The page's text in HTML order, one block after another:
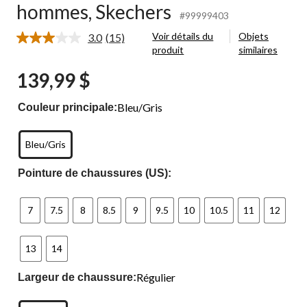
hommes, Skechers #99999403
3.0 Lire
la
(15)
Voir détails du
produit
Objets
similaires
139,99 $
Couleur principale:Bleu/Gris
Bleu/Gris
Pointure de chaussures (US):
7 7.5 8 8.5 9 9.5 10 10.5 11 12
13 14
Largeur de chaussure:Régulier